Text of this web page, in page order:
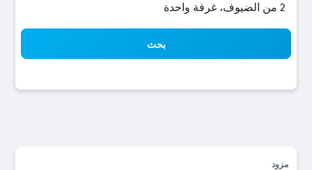
2 من الضيوف، غرفة واحدة
بحث
مزود